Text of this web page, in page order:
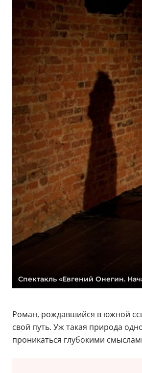
Спектакль «Евгений Онегин.
Роман, рождавшийся в южной
свой путь. Уж такая природа
проникаться глубокими